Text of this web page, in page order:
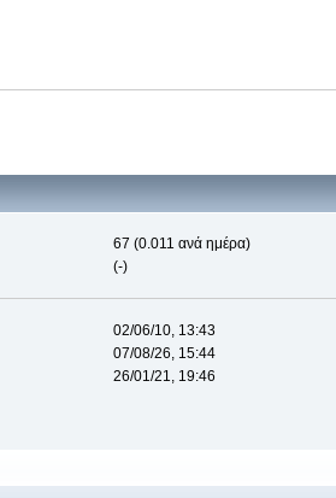
67 (0.011 ανά ημέρα)
(-)
02/06/10, 13:43
07/08/26, 15:44
26/01/21, 19:46